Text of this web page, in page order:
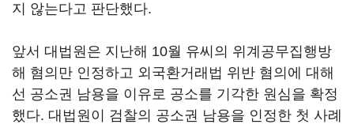
지 않는다고 판단했다.
앞서 대법원은 지난해 10월 유씨의 위계공무집행방
해 혐의만 인정하고 외국환거래법 위반 혐의에 대해
선 공소권 남용을 이유로 공소를 기각한 원심을 확정
했다. 대법원이 검찰의 공소권 남용을 인정한 첫 사례